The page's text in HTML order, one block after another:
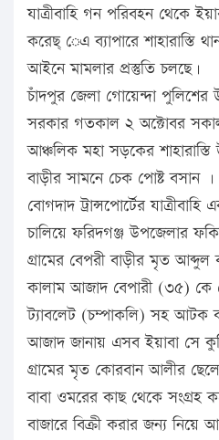
যাত্রীবাহি গন পরিবহন থেকে
করেছ্ েএ ব্যাপারে শাহারাস্তি
আইনে মামলার প্রস্তুতি চলছে।
চাঁদপুর জেলা গোয়েন্দা পুলিশের
সরকার গতকাল ২ অক্টোবর
আঞ্চলিক মহা সড়কের
বাড়ীর সামনে চেক পোষ্ট বসান
বোগদাদ ট্রান্সপোর্টের
চালিয়ে ফরিদগঞ্জ উপজেলার
গ্রামের বেপরী বাড়ীর মৃত
কালাম আজাদ বেপারী (৩৫) কে
ট্যাবলেট (চম্পাকলি) সহ
আজাদ জানায় এসব ইয়াবা সে
গ্রামের মৃত কোরবান আলীর
বাবা ওমরের কাছ থেকে সংগ্রহ
বাজারে বিক্রী করার জন্য নিয়ে